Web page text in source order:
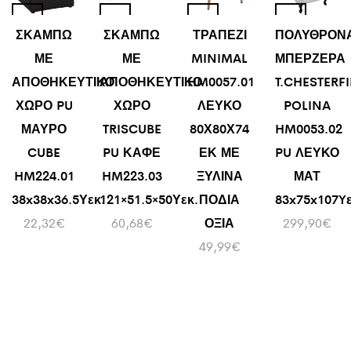
ΣΚΑΜΠΩ
ΜΕ
ΑΠΟΘΗΚΕΥΤΙΚΟ
ΧΩΡΟ PU
ΜΑΥΡΟ
CUBE
HM224.01
38x38x36.5Υεκ.
22,32€
ΣΚΑΜΠΩ
ΜΕ
ΑΠΟΘΗΚΕΥΤΙΚΟ
ΧΩΡΟ
TRISCUBE
PU ΚΑΦΕ
HM223.03
121×51.5×50Υεκ.
60,68€
ΤΡΑΠΕΖΙ
MINIMAL
HM0057.01
ΛΕΥΚΟ
80Χ80Χ74
ΕΚ ΜΕ
ΞΥΛΙΝΑ
ΠΟΔΙΑ
ΟΞΙΑ
49,99€
ΜΠΕΡΖΕΡΑ
POLINA
HM0053.02
PU ΛΕΥΚΟ
ΜΑΤ
299,90€